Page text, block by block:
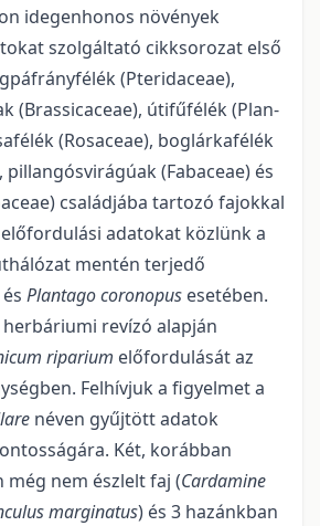
idegenhonos növények
szolgáltató cikksoro­zat első
(Pteridaceae),
(Brassicaceae), útifűfélék (Plan­
(Rosaceae), boglárkafélék
pillangósvirágúak (Fabaceae) és
családjába tartozó fajokkal
adatokat közlünk a
mentén terjedő
és Plantago coronopus esetében.
revízó alapján
riparium előfordulását az
Felhívjuk a figyelmet a
néven gyűjtött adatok
Két, korábban
nem észlelt faj (Cardamine
marginatus) és 3 ha­zánkban